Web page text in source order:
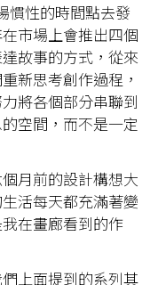
慣性的時間點去發
市場上會推出四個
故事的方式，從來
新思考創作過程，
將各個部分串聯到
空間，而不是一定
月前的設計構想大
活每天都充滿著變
在畫廊看到的作
上面提到的系列其